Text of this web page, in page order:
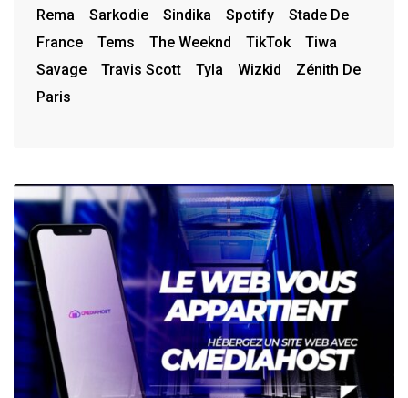
Rema
Sarkodie Sindika Spotify
Stade De
France
Tems The Weeknd TikTok
Tiwa
Savage
Travis Scott Tyla Wizkid
Zénith De
Paris